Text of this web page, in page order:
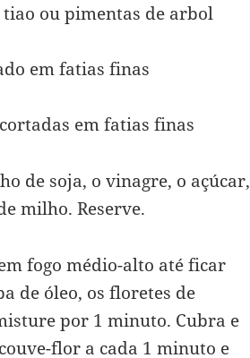
ou pimentas de arbol
em fatias finas
em fatias finas
de soja, o vinagre, o açúcar,
milho. Reserve.
fogo médio-alto até ficar
de óleo, os floretes de
por 1 minuto. Cubra e
flor a cada 1 minuto e